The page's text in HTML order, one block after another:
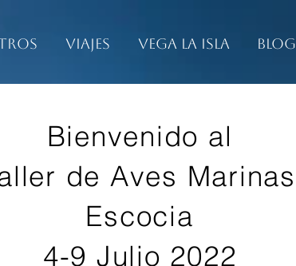
Viajes Vega La Isla Blog
Bienvenido al
de Aves Marinas
Escocia
4-9 Julio 2022